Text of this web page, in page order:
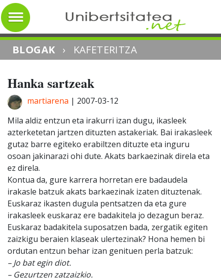
BLOGAK › KAFETERITZA
Hanka sartzeak
martiarena | 2007-03-12
Mila aldiz entzun eta irakurri izan dugu, ikasleek
azterketetan jartzen dituzten astakeriak. Bai irakasleek
gutaz barre egiteko erabiltzen dituzte eta inguru
osoan jakinarazi ohi dute. Akats barkaezinak direla eta
ez direla.
Kontua da, gure karrera horretan ere badaudela
irakasle batzuk akats barkaezinak izaten dituztenak.
Euskaraz ikasten dugula pentsatzen da eta gure
irakasleek euskaraz ere badakitela jo dezagun beraz.
Euskaraz badakitela suposatzen bada, zergatik egiten
zaizkigu beraien klaseak ulertezinak? Hona hemen bi
ordutan entzun behar izan genituen perla batzuk:
– Jo bat egin diot.
– Gezurtzen zatzaizkio.